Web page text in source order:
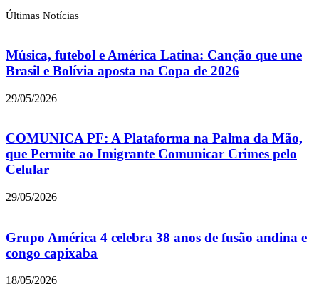
Últimas Notícias
Música, futebol e América Latina: Canção que une
Brasil e Bolívia aposta na Copa de 2026
29/05/2026
COMUNICA PF: A Plataforma na Palma da Mão,
que Permite ao Imigrante Comunicar Crimes pelo
Celular
29/05/2026
Grupo América 4 celebra 38 anos de fusão andina e
congo capixaba
18/05/2026